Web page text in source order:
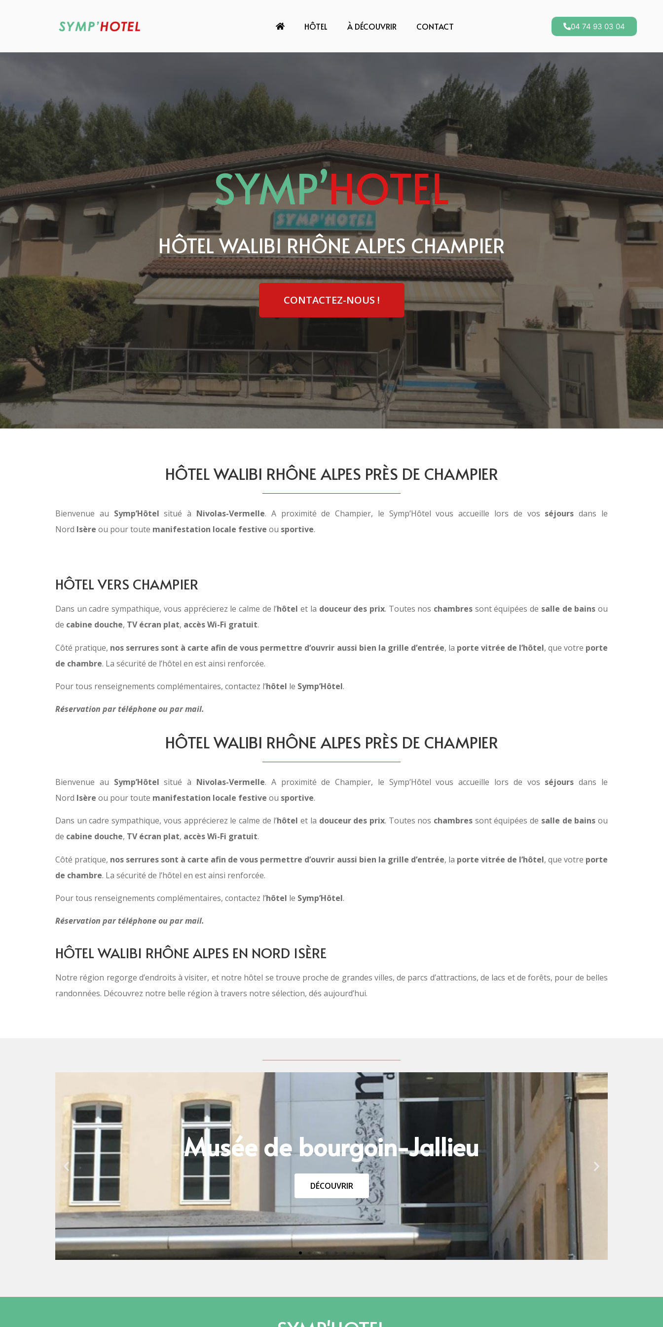
HÔTEL À DÉCOUVRIR CONTACT 04 74 93 03 04
SYMP’HOTEL
HÔTEL WALIBI RHÔNE ALPES CHAMPIER
CONTACTEZ-NOUS !
HÔTEL WALIBI RHÔNE ALPES PRÈS DE CHAMPIER
Bienvenue au Symp’Hôtel situé à Nivolas-Vermelle. A proximité de Champier, le Symp’Hôtel vous accueille lors de vos séjours dans le
Nord Isère ou pour toute manifestation locale festive ou sportive.
HÔTEL VERS CHAMPIER
Dans un cadre sympathique, vous apprécierez le calme de l’hôtel et la douceur des prix. Toutes nos chambres sont équipées de salle de bains ou
de cabine douche, TV écran plat, accès Wi-Fi gratuit.
Côté pratique, nos serrures sont à carte afin de vous permettre d’ouvrir aussi bien la grille d’entrée, la porte vitrée de l’hôtel, que votre porte
de chambre. La sécurité de l’hôtel en est ainsi renforcée.
Pour tous renseignements complémentaires, contactez l’hôtel le Symp’Hôtel.
Réservation par téléphone ou par mail.
HÔTEL WALIBI RHÔNE ALPES PRÈS DE CHAMPIER
Bienvenue au Symp’Hôtel situé à Nivolas-Vermelle. A proximité de Champier, le Symp’Hôtel vous accueille lors de vos séjours dans le
Nord Isère ou pour toute manifestation locale festive ou sportive.
Dans un cadre sympathique, vous apprécierez le calme de l’hôtel et la douceur des prix. Toutes nos chambres sont équipées de salle de bains ou
de cabine douche, TV écran plat, accès Wi-Fi gratuit.
Côté pratique, nos serrures sont à carte afin de vous permettre d’ouvrir aussi bien la grille d’entrée, la porte vitrée de l’hôtel, que votre porte
de chambre. La sécurité de l’hôtel en est ainsi renforcée.
Pour tous renseignements complémentaires, contactez l’hôtel le Symp’Hôtel.
Réservation par téléphone ou par mail.
HÔTEL WALIBI RHÔNE ALPES EN NORD ISÈRE
Notre région regorge d’endroits à visiter, et notre hôtel se trouve proche de grandes villes, de parcs d’attractions, de lacs et de forêts, pour de belles
randonnées. Découvrez notre belle région à travers notre sélection, dés aujourd’hui.
Grenoble
DÉCOUVRIR